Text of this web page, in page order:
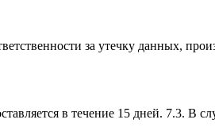
за утечку данных,
в течение 15 дней. 7.3. В